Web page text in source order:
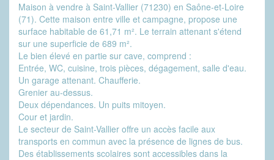
Maison à vendre à Saint-Vallier (71230) en Saône-et-Loire
(71). Cette maison entre ville et campagne, propose une
surface habitable de 61,71 m². Le terrain attenant s'étend
sur une superficie de 689 m².
Le bien élevé en partie sur cave, comprend :
Entrée, WC, cuisine, trois pièces, dégagement, salle d'eau.
Un garage attenant. Chaufferie.
Grenier au-dessus.
Deux dépendances. Un puits mitoyen.
Cour et jardin.
Le secteur de Saint-Vallier offre un accès facile aux
transports en commun avec la présence de lignes de bus.
Des établissements scolaires sont accessibles dans la